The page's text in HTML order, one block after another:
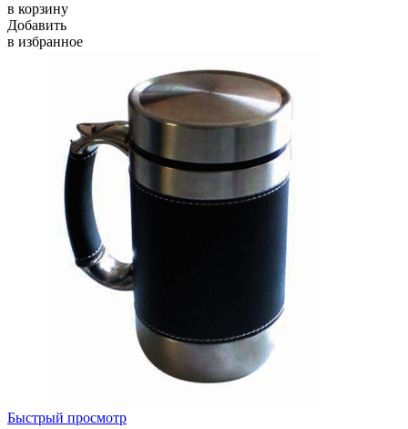
в корзину
Добавить
в избранное
Быстрый просмотр